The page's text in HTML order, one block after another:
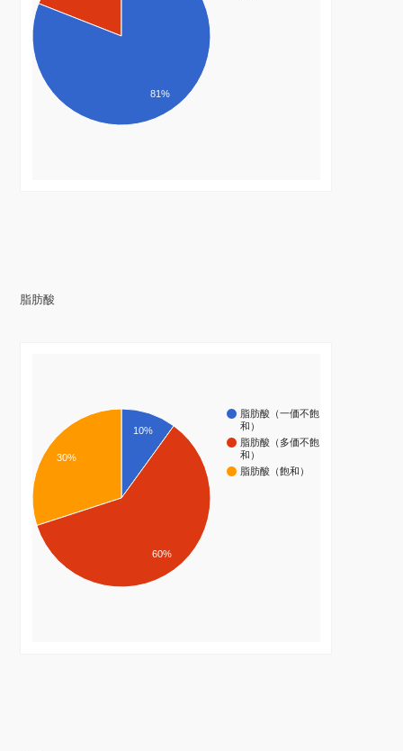
81%
脂肪酸
脂肪酸（一価不飽
和）
脂肪酸（多価不飽
和）
脂肪酸（飽和）
10%
30%
60%